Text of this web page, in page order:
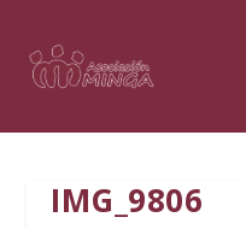
IMG_9806